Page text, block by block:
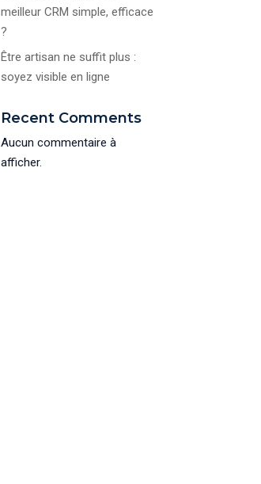
meilleur CRM simple, efficace
?
Être artisan ne suffit plus :
soyez visible en ligne
Recent Comments
Aucun commentaire à
afficher.